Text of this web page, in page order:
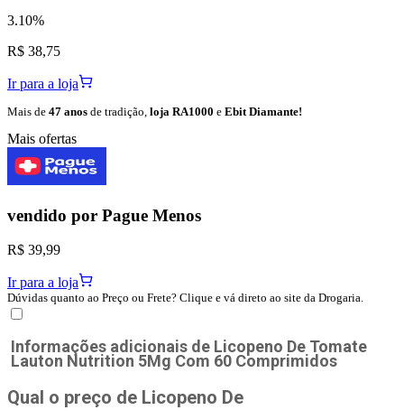
3.10%
R$ 38,75
Ir para a loja
Mais de 47 anos de tradição, loja RA1000 e Ebit Diamante!
Mais ofertas
vendido por Pague Menos
R$ 39,99
Ir para a loja
Dúvidas quanto ao Preço ou Frete? Clique e vá direto ao site da Drogaria.
Informações adicionais de Licopeno De Tomate
Lauton Nutrition 5Mg Com 60 Comprimidos
Qual o preço de Licopeno De